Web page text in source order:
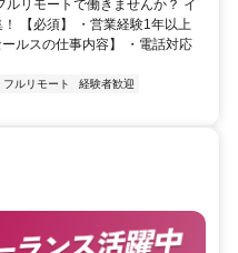
ルリモートで働きませんか？ イ
【必須】 ・営業経験1年以上
ルスの仕事内容】 ・電話対応
フルリモート
経験者歓迎